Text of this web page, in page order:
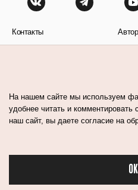
Контакты
На нашем сайте мы используем
удобнее читать и комментировать
наш сайт, вы даете согласие на
OK